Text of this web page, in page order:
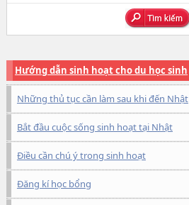
Hướng dẫn sinh hoạt cho du học sinh
Những thủ tục cần làm sau khi đến Nhật
Bắt đầu cuộc sống sinh hoạt tại Nhật
Điều cần chú ý trong sinh hoạt
Đăng kí học bổng